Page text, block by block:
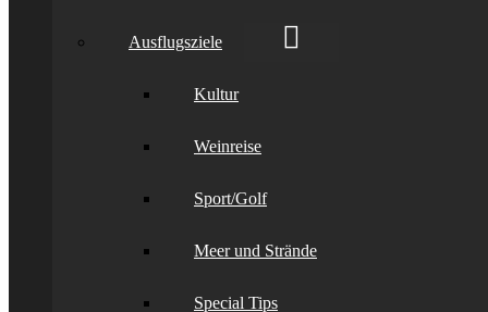
Ausflugsziele
Kultur
Weinreise
Sport/Golf
Meer und Strände
Special Tips